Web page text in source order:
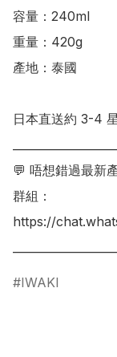
容量：240ml
重量：420g
產地：泰國
日本直送約 3-4
💬 唔想錯過最新
群組：
https://
IWAKI